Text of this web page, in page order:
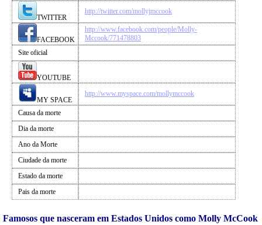
TWITTER
http://twitter.com/mollyjmccook
FACEBOOK
http://www.facebook.com/people/Molly-
Mccook/771478803
Site oficial
YOUTUBE
MY SPACE
http://www.myspace.com/mollymccook
Causa da morte
Dia da morte
Ano da Morte
Ciudade da morte
Estado da morte
Pais da morte
Famosos que nasceram em Estados Unidos como Molly McCook